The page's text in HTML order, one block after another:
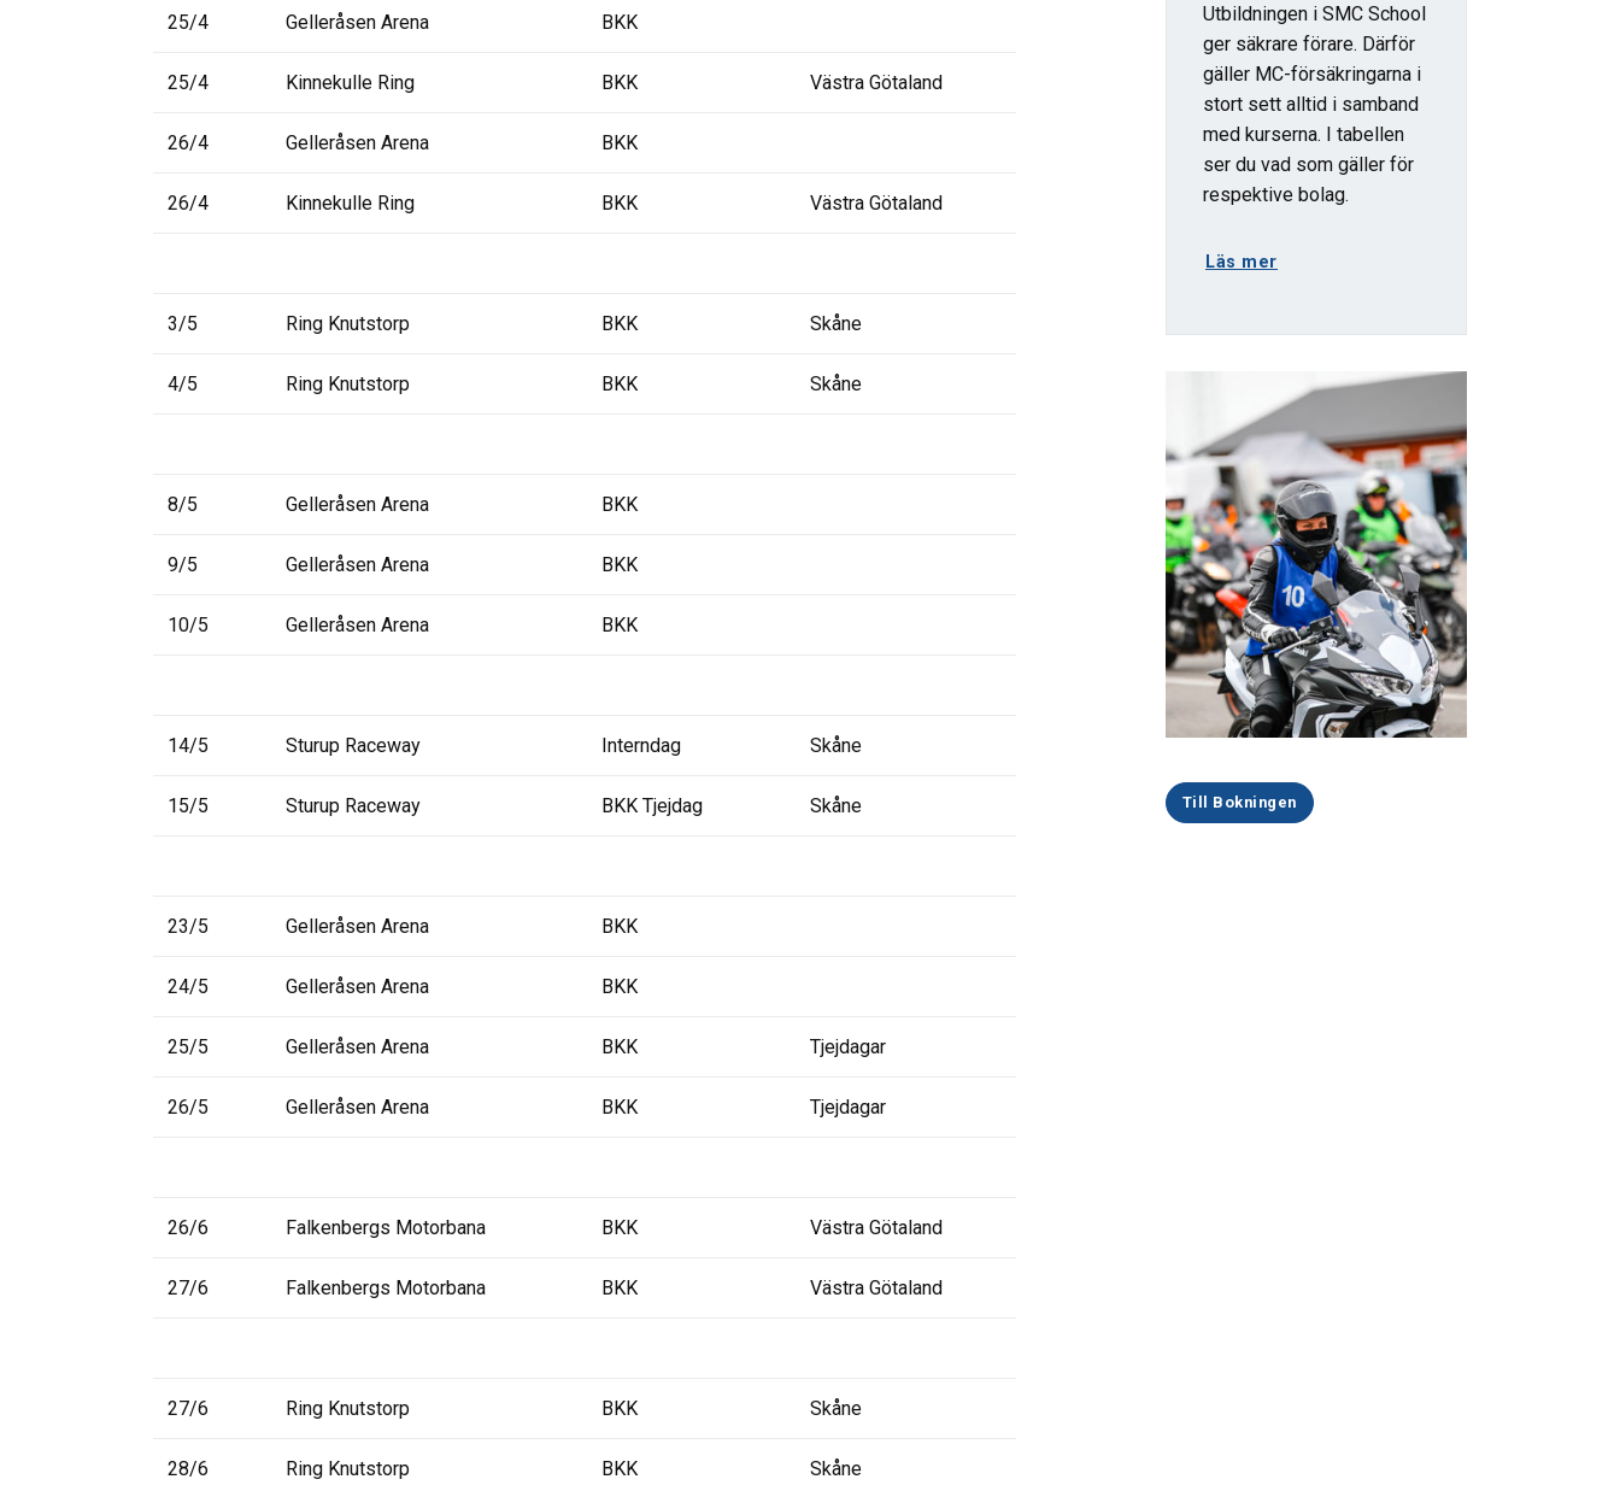
25/4 Gelleråsen Arena BKK
25/4 Kinnekulle Ring BKK Västra Götaland
26/4 Gelleråsen Arena BKK
26/4 Kinnekulle Ring BKK Västra Götaland
3/5 Ring Knutstorp BKK Skåne
4/5 Ring Knutstorp BKK Skåne
8/5 Gelleråsen Arena BKK
9/5 Gelleråsen Arena BKK
10/5 Gelleråsen Arena BKK
14/5 Sturup Raceway Interndag Skåne
15/5 Sturup Raceway BKK Tjejdag Skåne
23/5 Gelleråsen Arena BKK
24/5 Gelleråsen Arena BKK
25/5 Gelleråsen Arena BKK Tjejdagar
26/5 Gelleråsen Arena BKK Tjejdagar
26/6 Falkenbergs Motorbana BKK Västra Götaland
27/6 Falkenbergs Motorbana BKK Västra Götaland
27/6 Ring Knutstorp BKK Skåne
28/6 Ring Knutstorp BKK Skåne
Utbildningen i SMC School
ger säkrare förare. Därför
gäller MC-försäkringarna i
stort sett alltid i samband
med kurserna. I tabellen
ser du vad som gäller för
respektive bolag.
Läs mer
Till Bokningen